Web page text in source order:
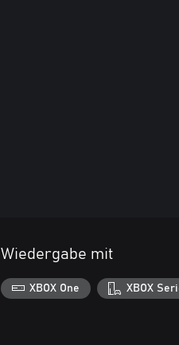
Wiedergabe mit
XBOX One XBOX